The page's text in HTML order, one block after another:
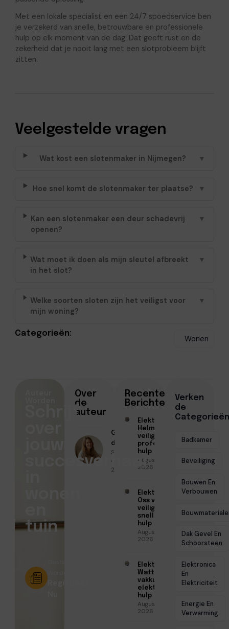
Met een lokale specialist en een 24/7 spoedservice ben
je verzekerd van snelle, betrouwbare en professionele
hulp op elk moment van de dag. Dat geeft rust en de
zekerheid dat je nooit lang met een slotprobleem blijft
zitten.
Veelgestelde vragen
Wat kost een slotenmaker in Nijmegen? ▼
Hoe snel komt de slotenmaker ter plaatse? ▼
Kan een slotenmaker een deur schadevrij
openen?
▼
Wat moet ik doen als mijn sleutel afbreekt
in het slot?
▼
Welke soorten sloten zijn het veiligst voor
mijn woning?
▼
Categorieën:
Wonen
Over
de
auteur
Geschreven
door
Sofia Mendes
● April 21,
2026
Recente
Berichten
Elektricien
Helmond voor
veilige en
professionele
hulp
Augustus 6,
2026
Elektricien
Oss voor
veilige en
snelle
hulp
Augustus 6,
2026
Elektricien
Watt voor
vakkundige
elektrische
hulp
Augustus 5,
2026
Verken
de
Categorieën
Badkamer
Beveiliging
Bouwen En
Verbouwen
Dak Gevel En
Schoorsteen
Elektronica
En
Elektriciteit
Energie En
Verwarming
Schrijf
succesverhaal
tuin
Registreer